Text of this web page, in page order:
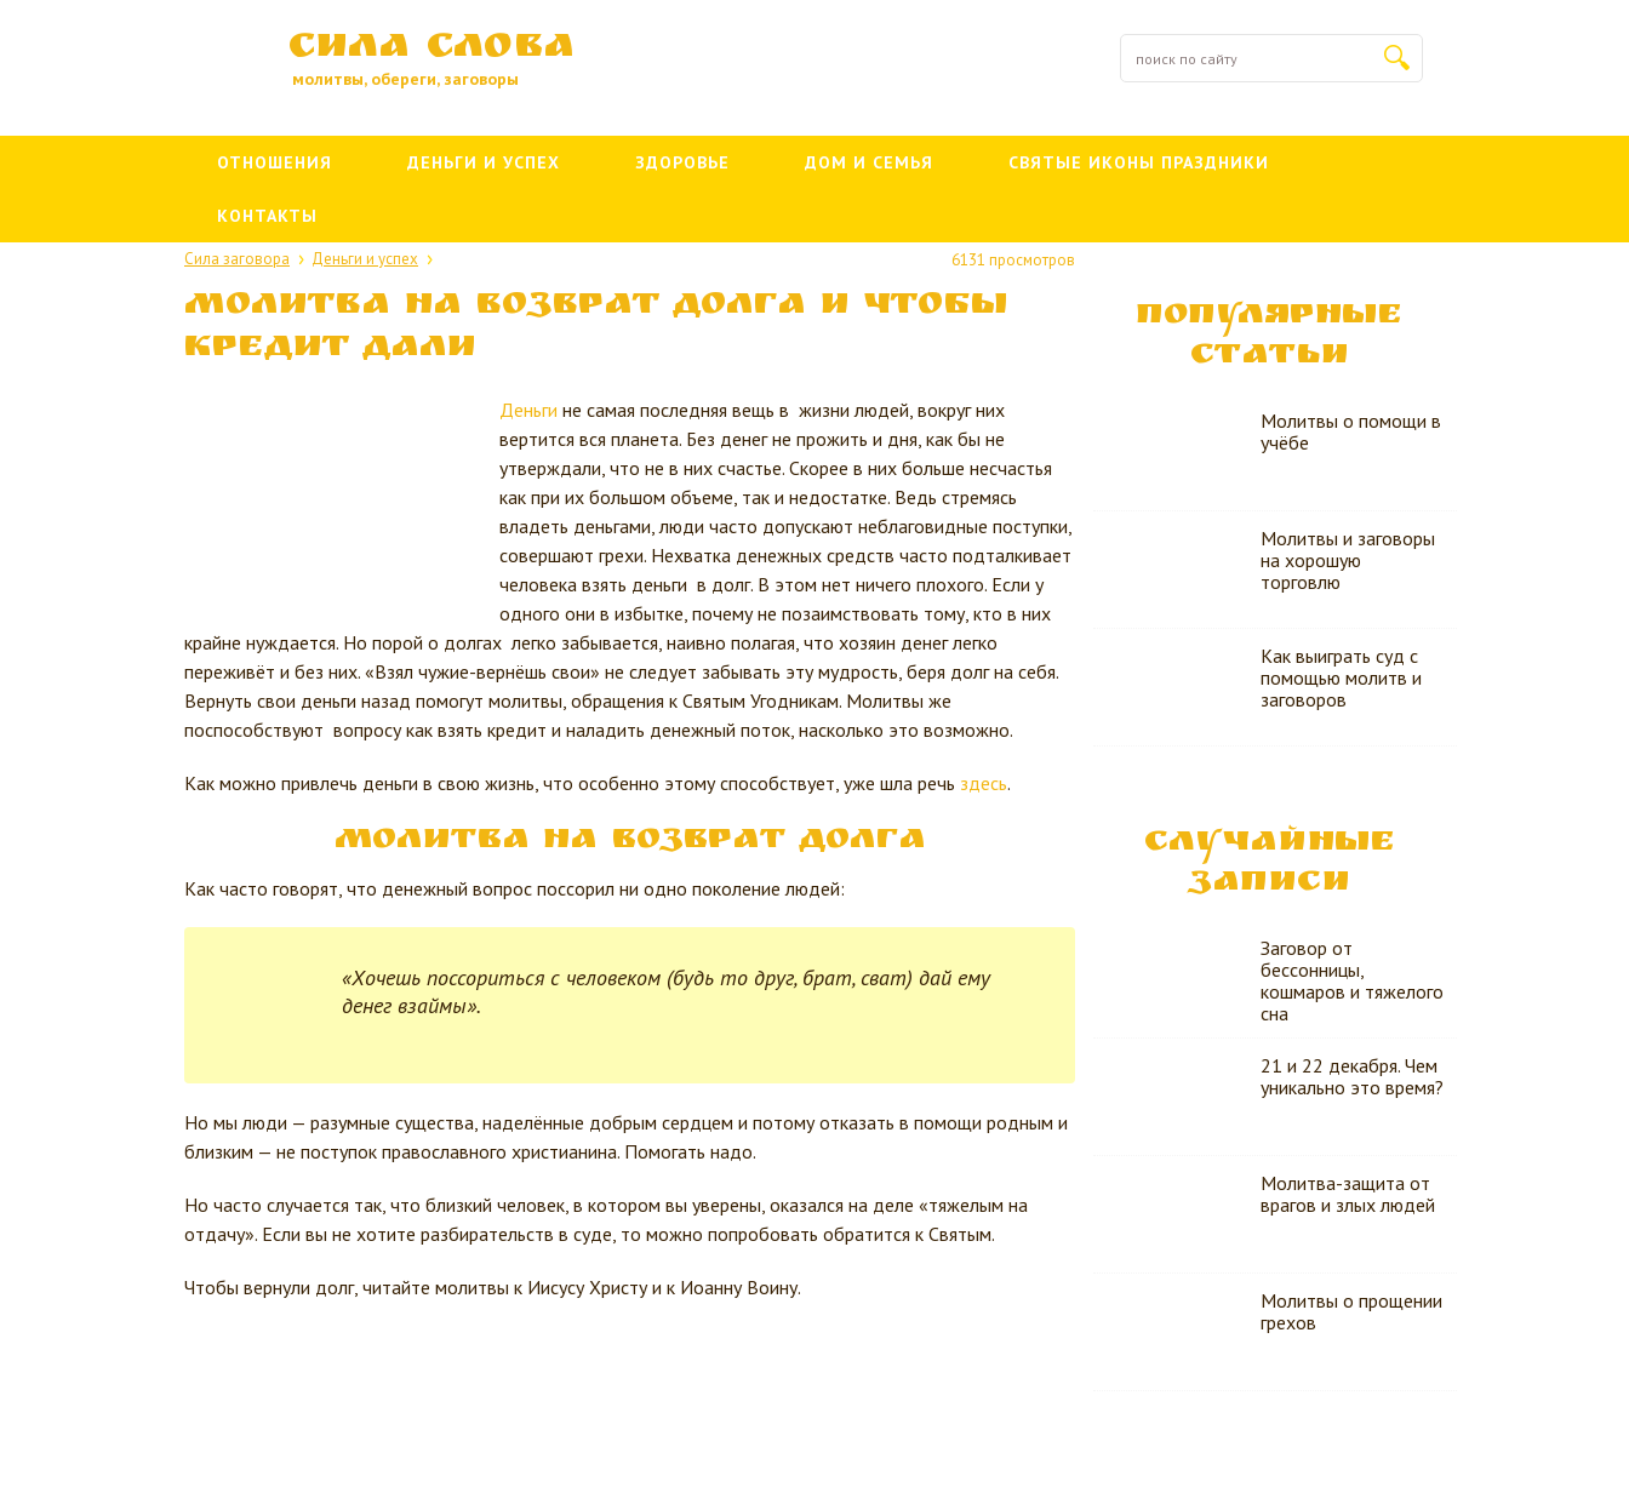
Сила слова
молитвы, обереги, заговоры
ОТНОШЕНИЯ ДЕНЬГИ И УСПЕХ ЗДОРОВЬЕ ДОМ И СЕМЬЯ СВЯТЫЕ ИКОНЫ ПРАЗДНИКИ
КОНТАКТЫ
Сила заговора Деньги и успех 6131 просмотров
Молитва на возврат долга и чтобы
кредит дали
Деньги не самая последняя вещь в жизни людей, вокруг них
вертится вся планета. Без денег не прожить и дня, как бы не
утверждали, что не в них счастье. Скорее в них больше несчастья
как при их большом объеме, так и недостатке. Ведь стремясь
владеть деньгами, люди часто допускают неблаговидные поступки,
совершают грехи. Нехватка денежных средств часто подталкивает
человека взять деньги в долг. В этом нет ничего плохого. Если у
одного они в избытке, почему не позаимствовать тому, кто в них
крайне нуждается. Но порой о долгах легко забывается, наивно полагая, что хозяин денег легко
переживёт и без них. «Взял чужие-вернёшь свои» не следует забывать эту мудрость, беря долг на себя.
Вернуть свои деньги назад помогут молитвы, обращения к Святым Угодникам. Молитвы же
поспособствуют вопросу как взять кредит и наладить денежный поток, насколько это возможно.
Как можно привлечь деньги в свою жизнь, что особенно этому способствует, уже шла речь здесь.
Молитва на возврат долга
Как часто говорят, что денежный вопрос поссорил ни одно поколение людей:
«Хочешь поссориться с человеком (будь то друг, брат, сват) дай ему
денег взаймы».
Но мы люди — разумные существа, наделённые добрым сердцем и потому отказать в помощи родным и
близким — не поступок православного христианина. Помогать надо.
Но часто случается так, что близкий человек, в котором вы уверены, оказался на деле «тяжелым на
отдачу». Если вы не хотите разбирательств в суде, то можно попробовать обратится к Святым.
Чтобы вернули долг, читайте молитвы к Иисусу Христу и к Иоанну Воину.
ПОПУЛЯРНЫЕ
СТАТЬИ
Молитвы о помощи в
учёбе
Молитвы и заговоры
на хорошую
торговлю
Как выиграть суд с
помощью молитв и
заговоров
СЛУЧАЙНЫЕ
ЗАПИСИ
Заговор от
бессонницы,
кошмаров и тяжелого
сна
21 и 22 декабря. Чем
уникально это время?
Молитва-защита от
врагов и злых людей
Молитвы о прощении
грехов